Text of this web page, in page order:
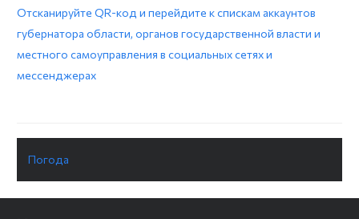
Отсканируйте QR-код и перейдите к спискам аккаунтов
губернатора области, органов государственной власти и
местного самоуправления в социальных сетях и
мессенджерах
Погода